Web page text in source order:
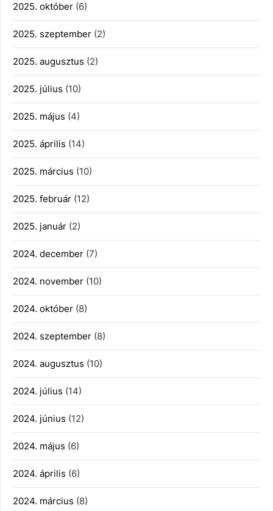
2025. október (6)
2025. szeptember (2)
2025. augusztus (2)
2025. július (10)
2025. május (4)
2025. április (14)
2025. március (10)
2025. február (12)
2025. január (2)
2024. december (7)
2024. november (10)
2024. október (8)
2024. szeptember (8)
2024. augusztus (10)
2024. július (14)
2024. június (12)
2024. május (6)
2024. április (6)
2024. március (8)